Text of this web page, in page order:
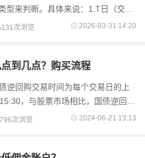
型来判断。具体来说：1.T日（交易
将这笔交易提交到交易所进行撮
次浏览 2026-03-31 14:20
到几点？购买流程
逆回购交易时间为每个交易日的上
，与股票市场相比，国债逆回购
购买国债逆回购的流程如下：开立...
次浏览 2024-06-21 13:13